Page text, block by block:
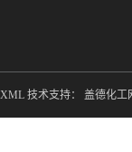
XML 技术支持： 盖德化工